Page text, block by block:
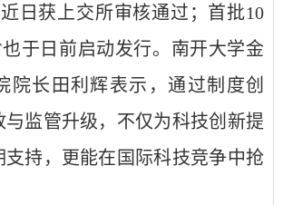
日获上交所审核通过；首批10
也于日前启动发行。南开大学金
院长田利辉表示，通过制度创
与监管升级，不仅为科技创新提
支持，更能在国际科技竞争中抢